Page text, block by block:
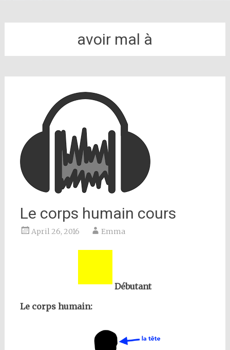
avoir mal à
Le corps humain cours
April 26, 2016 Emma
Débutant
Le corps humain: